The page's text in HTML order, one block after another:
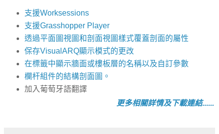
支援Worksessions
支援Grasshopper Player
透過平面圖視圖和剖面視圖樣式覆蓋剖面的屬性
保存VisualARQ顯示模式的更改
在標籤中顯示牆面或樓板層的名稱以及自訂參數
欄杆組件的結構剖面圖。
加入葡萄牙語翻譯
更多相關詳情及下載連結......